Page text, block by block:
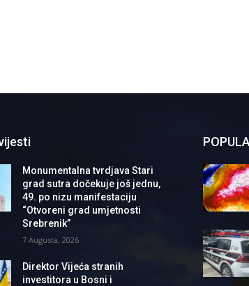
Monumentalna tvrdjava Stari
grad sutra dočekuje još jednu,
49. po nizu manifestaciju
“Otvoreni grad umjetnosti
Srebrenik”
7 Augusta, 2026
Direktor Vijeća stranih
investitora u Bosni i